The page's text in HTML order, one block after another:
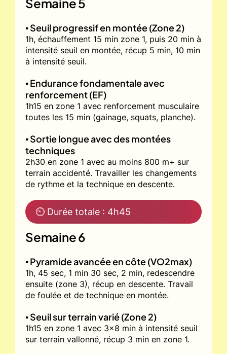
▪️ Seuil progressif en montée (Zone 2)
1h, échauffement 15 min zone 1, puis 20 min à
intensité seuil en montée, récup 5 min, 10 min
à intensité seuil.
▪️ Endurance fondamentale avec
renforcement (EF)
1h15 en zone 1 avec renforcement musculaire
toutes les 15 min (gainage, squats, planche).
▪️ Sortie longue avec des montées
techniques
2h30 en zone 1 avec au moins 800 m+ sur
terrain accidenté. Travailler les changements
de rythme et la technique en descente.
⏲ Durée totale : 4h45
Semaine 6
▪️ Pyramide avancée en côte (VO2max)
1h, 45 sec, 1 min 30 sec, 2 min, redescendre
ensuite (zone 3), récup en descente. Travail
de foulée et de technique en montée.
▪️ Seuil sur terrain varié (Zone 2)
1h15 en zone 1 avec 3x8 min à intensité seuil
sur terrain vallonné, récup 3 min en zone 1.